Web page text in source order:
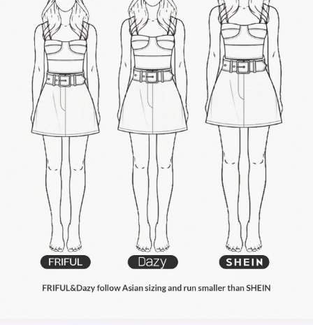
4.77 802K Seguidores